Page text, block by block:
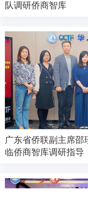
队调研侨商智库
广东省侨联副主席
临侨商智库调研指导